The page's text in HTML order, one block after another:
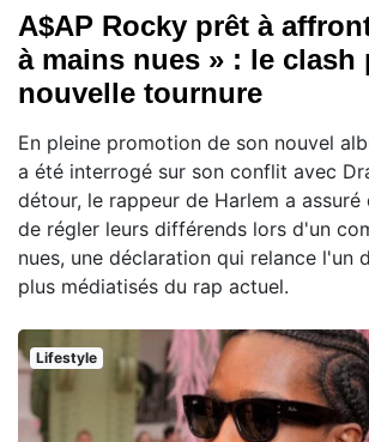
A$AP Rocky prêt à
à mains nues » : le clash
nouvelle tournure
En pleine promotion de son nouvel
a été interrogé sur son conflit avec
détour, le rappeur de Harlem a
de régler leurs différends lors d'un
nues, une déclaration qui relance l'un
plus médiatisés du rap actuel.
Lifestyle